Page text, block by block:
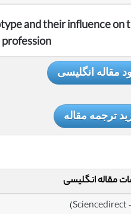
and their influence
profession
مقاله انگلیسی
ترجمه مقاله
مقاله انگلیسی